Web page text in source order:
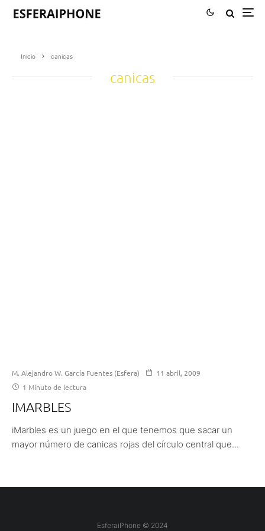
Inicio canicas
canicas
M. Alejandro W. García Fuentes (Esfera)
11 abril, 2009
1 Minuto de lectura
IMARBLES
iMarbles es un juego en el que tenemos que sacar un
mayor número de canicas rojas del círculo central que...
EsferaiPhone © 2024